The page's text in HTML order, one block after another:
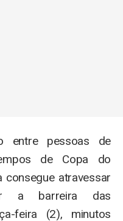
entre pessoas de
de Copa do
consegue atravessar
a barreira das
feira (2), minutos